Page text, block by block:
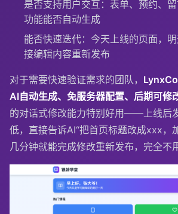
是否支持用户交互：表单、预约、
功能能否自动生成
能否快速迭代：今天上线的页面，
接编辑内容重新发布
对于需要快速验证需求的团队，
AI自动生成、免服务器配置、后期可修
的对话式修改能力特别好用——上线后
低，直接告诉AI“把首页标题改成xxx，
几分钟就能完成修改重新发布，完全不